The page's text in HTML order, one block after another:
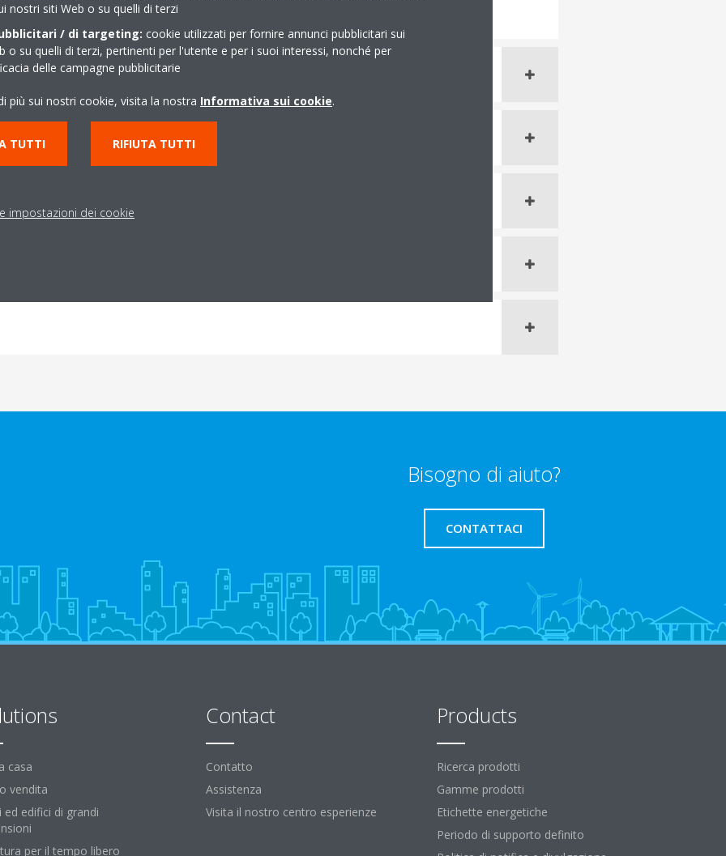
Bisogno di aiuto?
CONTATTACI
casa
vendita
ed edifici di grandi
per il tempo libero
Contact
Contatto
Assistenza
Visita il nostro centro esperienze
Products
Ricerca prodotti
Gamme prodotti
Etichette energetiche
Periodo di supporto definito
nostri siti Web o su quelli di terzi
/ di targeting: cookie utilizzati per fornire annunci pubblicitari sui
o su quelli di terzi, pertinenti per l'utente e per i suoi interessi, nonché per
delle campagne pubblicitarie
più sui nostri cookie, visita la nostra Informativa sui cookie.
TUTTI RIFIUTA TUTTI
impostazioni dei cookie